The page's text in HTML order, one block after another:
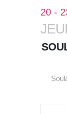
20 -